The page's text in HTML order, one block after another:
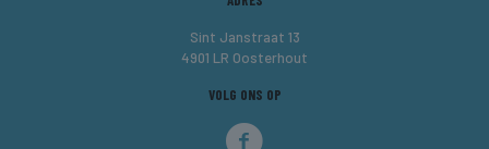
Sint Janstraat 13
4901 LR Oosterhout
VOLG ONS OP